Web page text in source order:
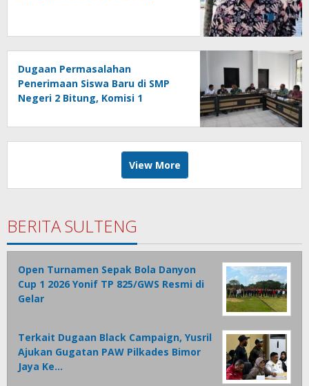
Dugaan Permasalahan
Penerimaan Siswa Baru di SMP
Negeri 2 Bitung, Komisi 1
View More
BERITA SULTENG
Open Turnamen Sepak Bola Danyon
Cup 1 2026 Yonif TP 825/GWS Resmi di
Gelar
Terkait Dugaan Black Campaign, Yusril
Ajukan Gugatan PAW Pilkades Bimor
Jaya Ke…